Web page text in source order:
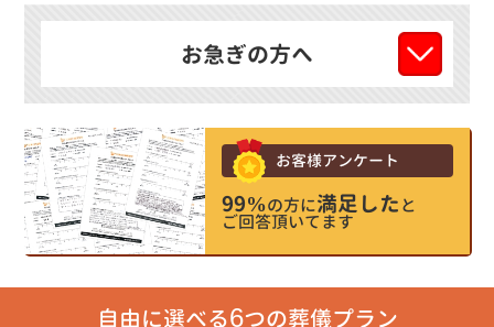
お急ぎの方へ
お客様アンケート
99%の方に満足したと
ご回答頂いてます
自由に選べる6つの葬儀プラン